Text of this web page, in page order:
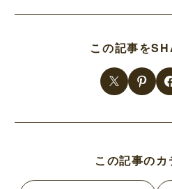
この記事を
この記事のカ